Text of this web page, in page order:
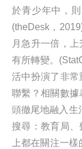
於青少年中，
(theDesk，
月急升一倍，
有所轉變。
活中扮演了非
聯繫？相關數
頭徹尾地融入生
搜尋：教育局、
上都在關注一